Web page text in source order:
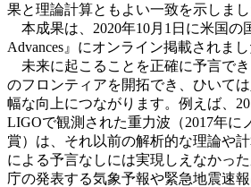
果と理論計算ともよい一致を示しまし
本成果は、2020年10月1日に米国の
Advances』にオンライン掲載されまし
未来に起こることを正確に予言で
のフロンティアを開拓でき、ひいて
幅な向上につながります。例えば、
LIGOで観測された重力波（2017年に
賞）は、それ以前の解析的な理論や
による予言なしには実現しえなかっ
庁の発表する気象予報や緊急地震速